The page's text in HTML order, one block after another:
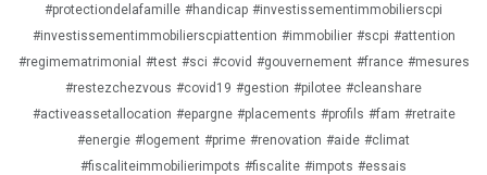
#protectiondelafamille #handicap #investissementimmobilierscpi
#investissementimmobilierscpiattention #immobilier #scpi #attention
#regimematrimonial #test #sci #covid #gouvernement #france #mesures
#restezchezvous #covid19 #gestion #pilotee #cleanshare
#activeassetallocation #epargne #placements #profils #fam #retraite
#energie #logement #prime #renovation #aide #climat
#fiscaliteimmobilierimpots #fiscalite #impots #essais